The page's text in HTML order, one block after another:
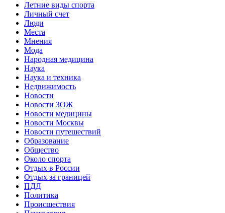
Летние виды спорта
Личный счет
Люди
Места
Мнения
Мода
Народная медицина
Наука
Наука и техника
Недвижимость
Новости
Новости ЗОЖ
Новости медицины
Новости Москвы
Новости путешествий
Образование
Общество
Около спорта
Отдых в России
Отдых за границей
ПДД
Политика
Происшествия